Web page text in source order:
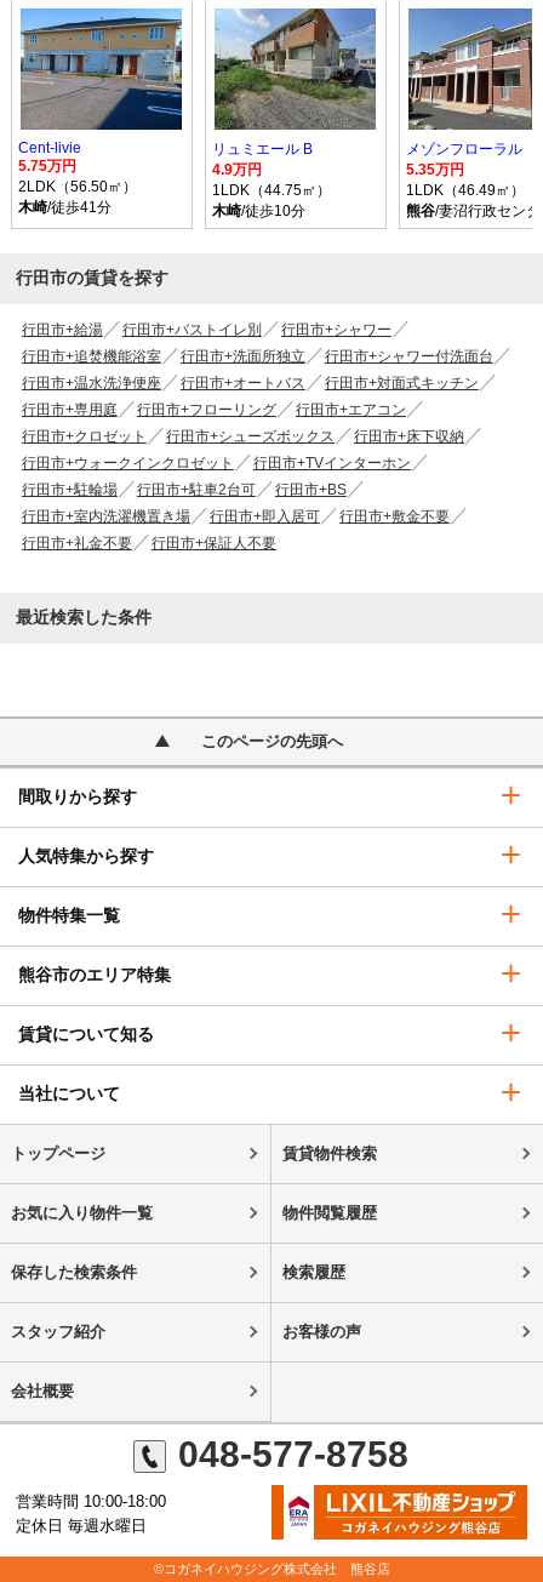
Cent-livie
5.75万円
2LDK（56.50㎡）
木崎/徒歩41分
リュミエール B
4.9万円
1LDK（44.75㎡）
木崎/徒歩10分
メゾンフローラル
5.35万円
1LDK（46.49㎡）
熊谷/妻沼行政セン
行田市の賃貸を探す
行田市+給湯 行田市+バストイレ別
行田市+シャワー
行田市+追焚機能浴室
行田市+洗面所独立
行田市+シャワー付洗面台
行田市+温水洗浄便座
行田市+オートバス
行田市+対面式キッチン
行田市+専用庭
行田市+フローリング
行田市+エアコン
行田市+クロゼット
行田市+シューズボックス
行田市+床下収納
行田市+ウォークインクロゼット
行田市+TVインターホン
行田市+駐輪場
行田市+駐車2台可
行田市+BS
行田市+室内洗濯機置き場
行田市+即入居可
行田市+敷金不要
行田市+礼金不要
行田市+保証人不要
最近検索した条件
このページの先頭へ
間取りから探す
人気特集から探す
物件特集一覧
熊谷市のエリア特集
賃貸について知る
当社について
トップページ 賃貸物件検索
お気に入り物件一覧 物件閲覧履歴
保存した検索条件 検索履歴
スタッフ紹介 お客様の声
会社概要
048-577-8758
営業時間 10:00-18:00
定休日 毎週水曜日
©コガネイハウジング株式会社 熊谷店